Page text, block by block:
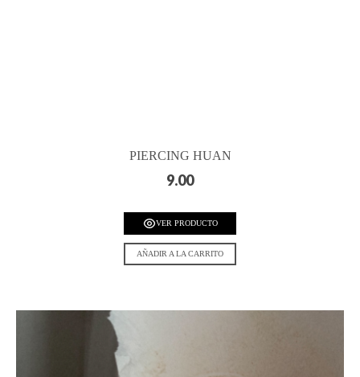
PIERCING HUAN
9.00
VER PRODUCTO
AÑADIR A LA CARRITO